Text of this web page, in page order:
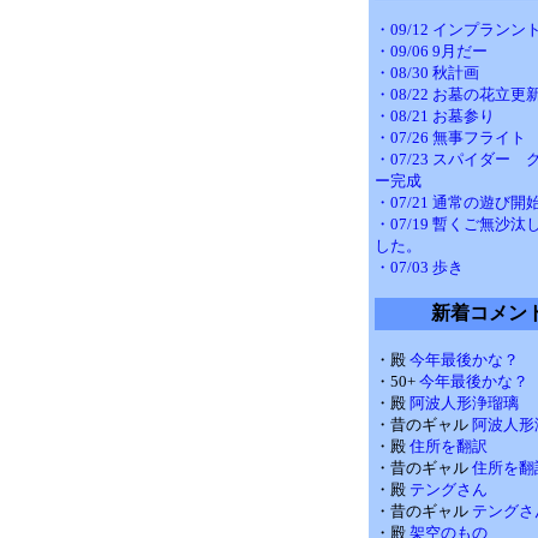
・09/12 インプランント
・09/06 9月だー
・08/30 秋計画
・08/22 お墓の花立更
・08/21 お墓参り
・07/26 無事フライト
・07/23 スパイダー
ー完成
・07/21 通常の遊び開
・07/19 暫くご無沙汰
した。
・07/03 歩き
新着コメン
・殿 今年最後かな？
・50+ 今年最後かな？
・殿 阿波人形浄瑠璃
・昔のギャル 阿波人
・殿 住所を翻訳
・昔のギャル 住所を翻
・殿 テングさん
・昔のギャル テングさ
・殿 架空のもの